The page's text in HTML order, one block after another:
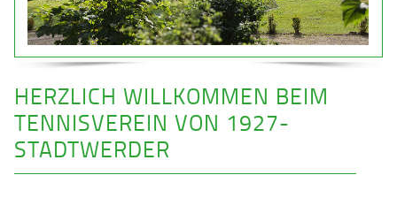
HERZLICH WILLKOMMEN BEIM
TENNISVEREIN VON 1927-
STADTWERDER